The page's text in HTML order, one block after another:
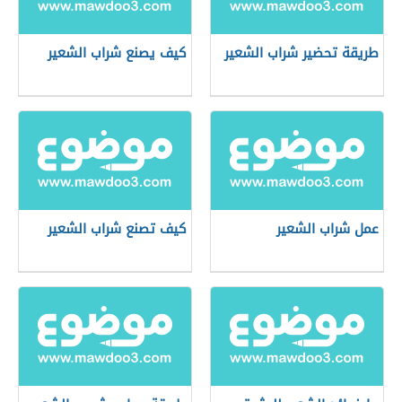
طريقة تحضير شراب الشعير كيف يصنع شراب الشعير
عمل شراب الشعير كيف تصنع شراب الشعير